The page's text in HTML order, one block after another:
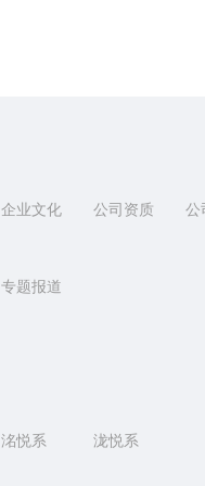
企业文化 公司资质 公
专题报道
洺悦系 泷悦系